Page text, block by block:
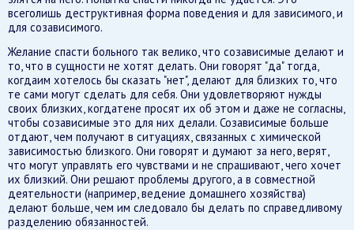
всеголишь деструктивная форма поведения и для зависимого, и
для созависимого.
Желание спасти больного так велико, что созависимые делают и
то, что в сущности не хотят делать. Они говорят "да" тогда,
когдаим хотелось бы сказать "нет", делают для близких то, что
те сами могут сделать для себя. Они удовлетворяют нужды
своих близких, когдатене просят их об этом и даже не согласны,
чтобы созависимые это для них делали. Созависимые больше
отдают, чем получают в ситуациях, связанных с химической
зависимостью близкого. Они говорят и думают за него, верят,
что могут управлять его чувствами и не спрашивают, чего хочет
их близкий. Они решают проблемы другого, а в совместной
деятельности (например, ведение домашнего хозяйства)
делают больше, чем им следовало бы делать по справедливому
разделению обязанностей.